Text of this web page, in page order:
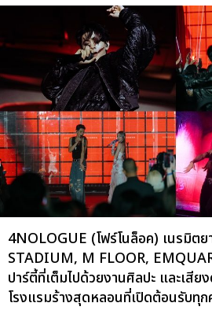
4NOLOGUE (โฟร์โนล็อค) เนรมิต
STADIUM, M FLOOR,
ปาร์ตี้ที่เต็มไปด้วยงานศิลปะ และเสีย
โรงแรมร้างสุดหลอนที่เปิดต้อนรับทุก